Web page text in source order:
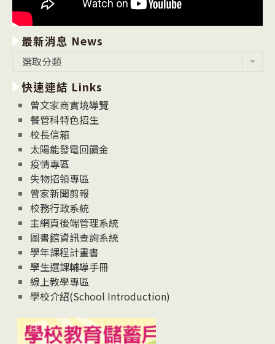
最新消息 News
消
息
News
選取分類
快速連結 Links
曾文家商實境導覽
餐管科特色招生
校長信箱
太陽能發電回饋金
疫情專區
失物招領專區
曾家新聞剪報
校務行政系統
主網頁後端管理系統
圖書館資訊查詢系統
學年課程計畫書
學生選課輔導手冊
線上教學專區
學校介紹(School Introduction)